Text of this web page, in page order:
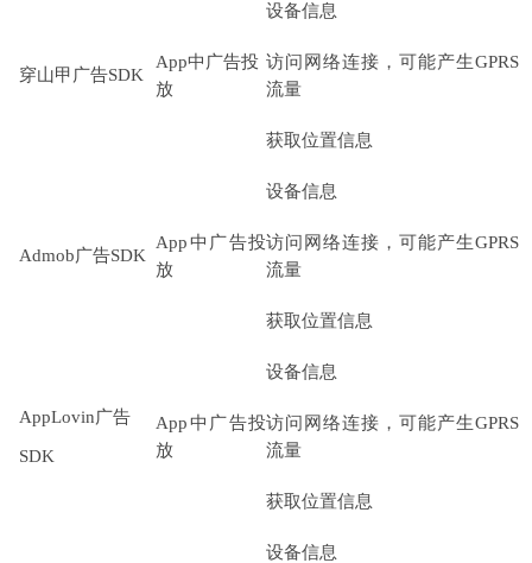
穿山甲广告SDK
App中广告投
放
设备信息
访问网络连接，可能产生GPRS
流量
获取位置信息
Admob广告SDK
App中广告投
放
设备信息
访问网络连接，可能产生GPRS
流量
获取位置信息
AppLovin广告
SDK
App中广告投
放
设备信息
访问网络连接，可能产生GPRS
流量
获取位置信息
设备信息